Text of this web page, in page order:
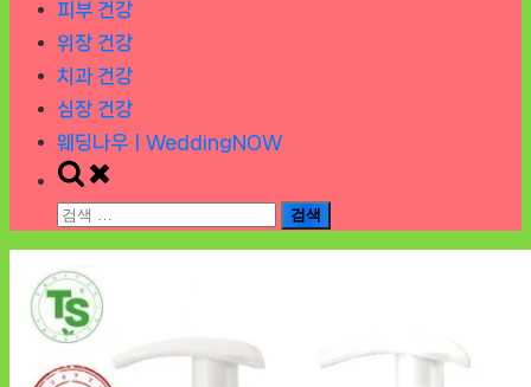
피부 건강
위장 건강
치과 건강
심장 건강
웨딩나우ㅣWeddingNOW
Toggle
search
검
색: